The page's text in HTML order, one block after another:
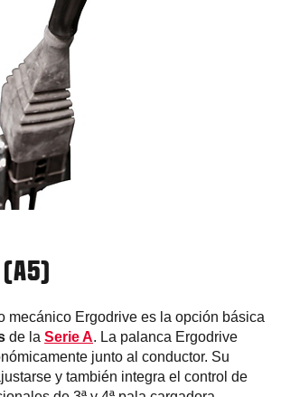
mecánico Ergodrive es la opción básica
de la Serie A. La palanca Ergodrive
junto al conductor. Su
y también integra el control de